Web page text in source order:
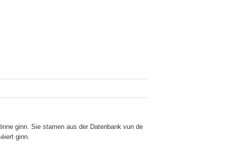
ginn. Sie stamen aus der Datenbank vun de
ginn.